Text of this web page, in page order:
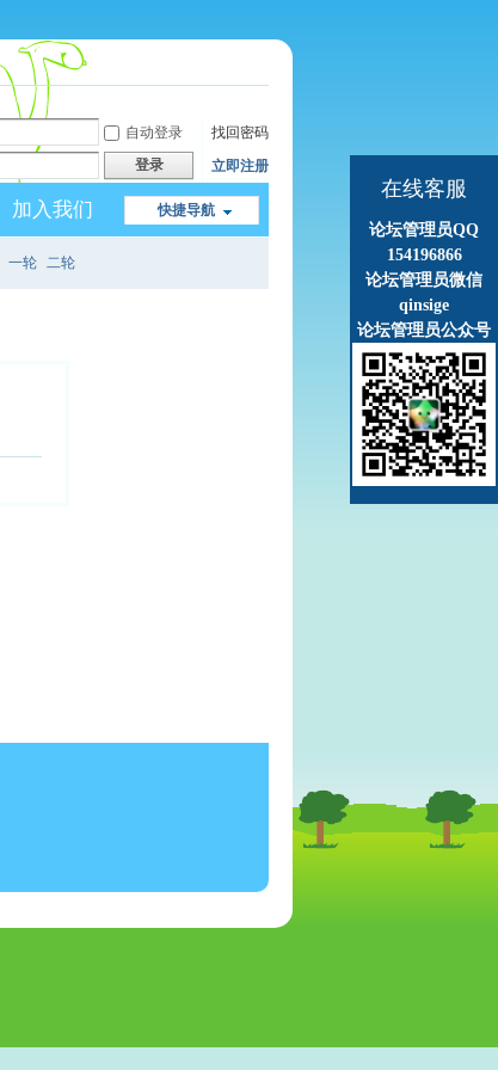
自动登录
找回密码
登录 立即注册
快捷导航
加入我们
一轮 二轮
在线客服
论坛管理员QQ
154196866
论坛管理员微信
qinsige
论坛管理员公众号